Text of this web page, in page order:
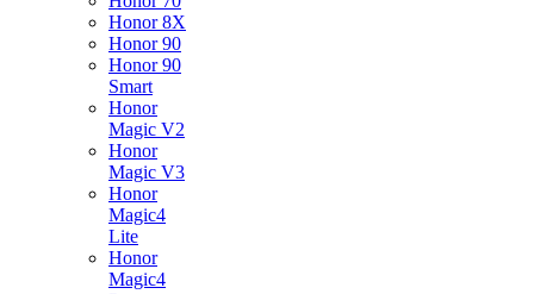
Honor 8X
Honor 90
Honor 90
Smart
Honor
Magic V2
Honor
Magic V3
Honor
Magic4
Lite
Honor
Magic4